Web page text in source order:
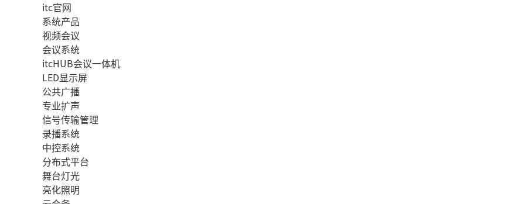
itc官网
系统产品
视频会议
会议系统
itcHUB会议一体机
LED显示屏
公共广播
专业扩声
信号传输管理
录播系统
中控系统
分布式平台
舞台灯光
亮化照明